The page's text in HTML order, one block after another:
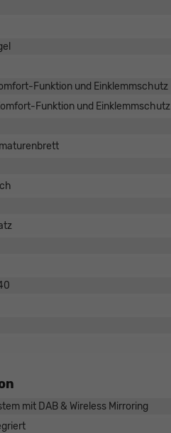
Funktion und Einklemmschutz
Funktion und Einklemmschutz
mit DAB & Wireless Mirroring